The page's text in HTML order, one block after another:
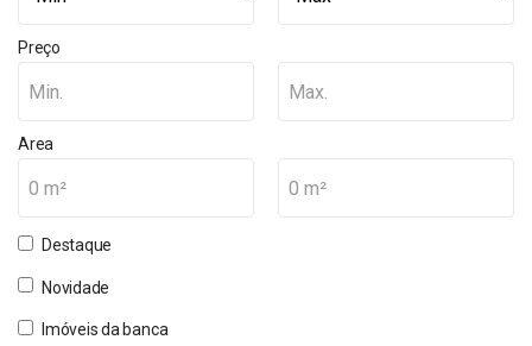
Preço
Min. Max.
Area
0 m² 0 m²
Destaque
Novidade
Imóveis da banca